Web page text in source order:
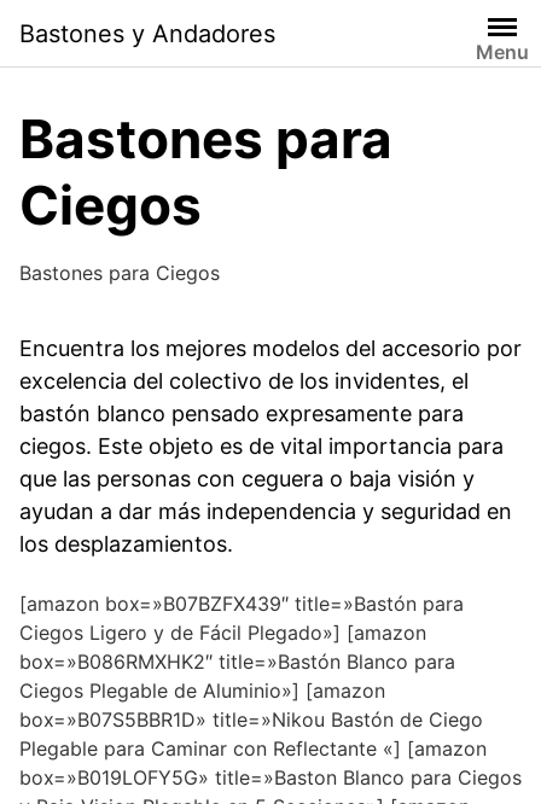
contenido
Bastones y Andadores
Menu
Bastones para
Ciegos
Bastones para Ciegos
Encuentra los mejores modelos del accesorio por
excelencia del colectivo de los invidentes, el
bastón blanco pensado expresamente para
ciegos. Este objeto es de vital importancia para
que las personas con ceguera o baja visión y
ayudan a dar más independencia y seguridad en
los desplazamientos.
[amazon box=»B07BZFX439″ title=»Bastón para
Ciegos Ligero y de Fácil Plegado»] [amazon
box=»B086RMXHK2″ title=»Bastón Blanco para
Ciegos Plegable de Aluminio»] [amazon
box=»B07S5BBR1D» title=»Nikou Bastón de Ciego
Plegable para Caminar con Reflectante «] [amazon
box=»B019LOFY5G» title=»Baston Blanco para Ciegos